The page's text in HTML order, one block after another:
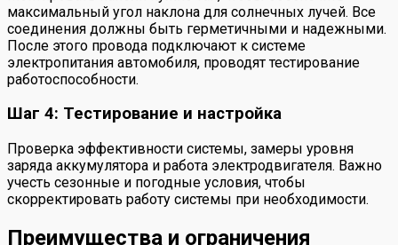
максимальный угол наклона для солнечных лучей. Все
соединения должны быть герметичными и надежными.
После этого провода подключают к системе
электропитания автомобиля, проводят тестирование
работоспособности.
Шаг 4: Тестирование и настройка
Проверка эффективности системы, замеры уровня
заряда аккумулятора и работа электродвигателя. Важно
учесть сезонные и погодные условия, чтобы
скорректировать работу системы при необходимости.
Преимущества и ограничения